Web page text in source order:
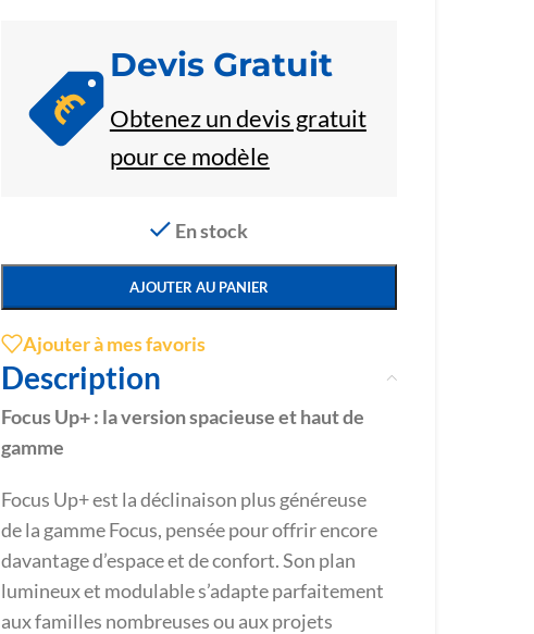
Devis Gratuit
Obtenez un devis gratuit
pour ce modèle
En stock
AJOUTER AU PANIER
Ajouter à mes favoris
Description
Focus Up+ : la version spacieuse et haut de
gamme
Focus Up+ est la déclinaison plus généreuse
de la gamme Focus, pensée pour offrir encore
davantage d’espace et de confort. Son plan
lumineux et modulable s’adapte parfaitement
aux familles nombreuses ou aux projets